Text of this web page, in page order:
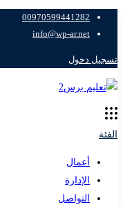
00970599441282
info@wp-ar.net
تسجيل دخول
الفئة
أعمال
الإدارة
التواصل